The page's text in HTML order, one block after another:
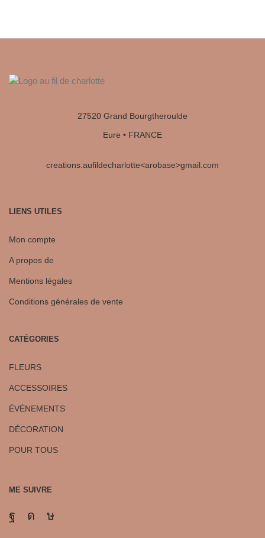
27520 Grand Bourgtheroulde
Eure • FRANCE
creations.aufildecharlotte<arobase>gmail.com
LIENS UTILES
Mon compte
A propos de
Mentions légales
Conditions générales de vente
CATÉGORIES
FLEURS
ACCESSOIRES
ÉVÉNEMENTS
DÉCORATION
POUR TOUS
ME SUIVRE